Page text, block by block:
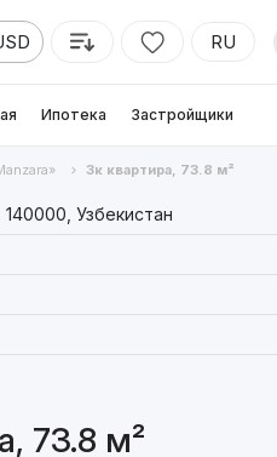
RU
Ипотека Застройщики
3к квартира, 73.8 м²
Узбекистан
73.8 м²